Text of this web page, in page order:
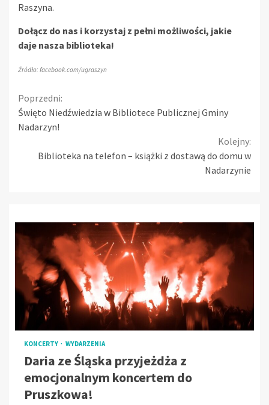
Raszyna.
Dołącz do nas i korzystaj z pełni możliwości, jakie
daje nasza biblioteka!
Źródło: facebook.com/ugraszyn
Continue
Reading
Poprzedni:
Święto Niedźwiedzia w Bibliotece Publicznej Gminy
Nadarzyn!
Kolejny:
Biblioteka na telefon – książki z dostawą do domu w
Nadarzynie
KONCERTY WYDARZENIA
Daria ze Śląska przyjeżdża z
emocjonalnym koncertem do
Pruszkowa!